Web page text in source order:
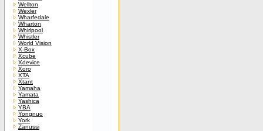
Wellton
Wexler
Wharfedale
Wharton
Whirlpool
Whistler
World Vision
X-Box
Xcube
Xdevice
Xoro
XTA
Xtant
Yamaha
Yamata
Yashica
YBA
Yongnuo
York
Zanussi